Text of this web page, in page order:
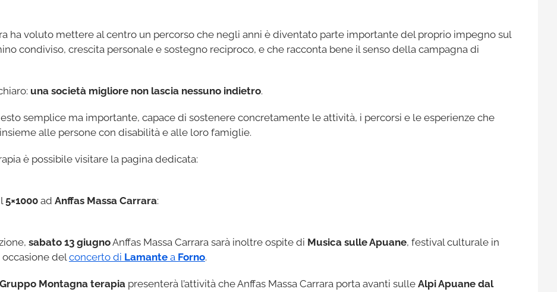
ha voluto mettere al centro un percorso che negli anni è diventato parte importante del proprio impegno sul
condiviso, crescita personale e sostegno reciproco, e che racconta bene il senso della campagna di
una società migliore non lascia nessuno indietro.
semplice ma importante, capace di sostenere concretamente le attività, i percorsi e le esperienze che
alle persone con disabilità e alle loro famiglie.
è possibile visitare la pagina dedicata:
5×1000ad Anffas Massa Carrara:
sabato 13 giugnoAnffas Massa Carrara sarà inoltre ospite di Musica sulle Apuane, festival culturale in
occasione delconcerto di Lamantea Forno.
Gruppo Montagna terapiapresenterà l’attività che Anffas Massa Carrara porta avanti sulle Alpi Apuane dal